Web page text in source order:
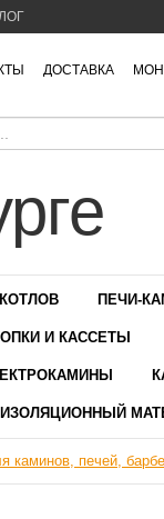
ДОСТАВКА
ПЕЧИ-
И КАССЕТЫ
ИЗОЛЯЦИОННЫЙ
каминов, печей,